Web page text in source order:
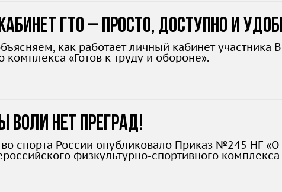
ГТО – просто, доступно и
как работает личный кабинет участника
комплекса «Готов к труду и обороне».
воли нет преград!
спорта России опубликовало Приказ №245 НГ
физкультурно-спортивного